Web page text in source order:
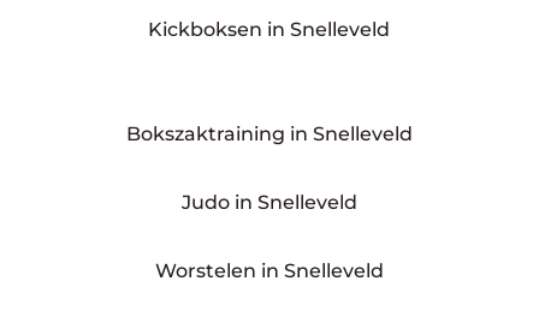
Kickboksen in Snelleveld
Bokszaktraining in Snelleveld
Judo in Snelleveld
Worstelen in Snelleveld